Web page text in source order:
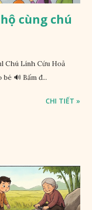
cùng chú
Chú Lính Cứu Hoả
🔊 Bấm đ...
CHI TIẾT »